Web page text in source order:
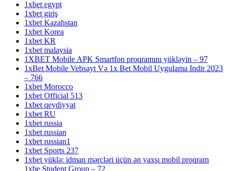
1xbet egypt
1xbet giriş
1xbet Kazahstan
1xbet Korea
1xbet KR
1xbet malaysia
1XBET Mobile APK Smartfon proqramını yükləyin – 97
1xBet Mobile Vebsayt Və 1x Bet Mobil Uygulama Indir 2023
– 766
1xbet Morocco
1xbet Official 513
1xbet qeydiyyat
1xbet RU
1xbet russia
1xbet russian
1xbet russian1
1xbet Sports 237
1xbet yüklə: idman mərcləri üçün ən yaxşı mobil proqram
1xbe Student Group – 72